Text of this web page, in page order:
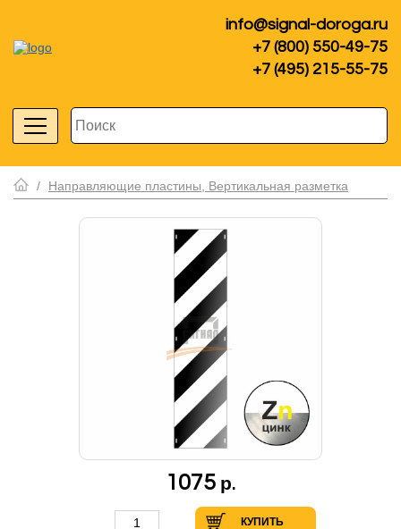
info@signal-doroga.ru
+7 (800) 550-49-75
+7 (495) 215-55-75
/ Направляющие пластины, Вертикальная разметка
1075 р.
КУПИТЬ